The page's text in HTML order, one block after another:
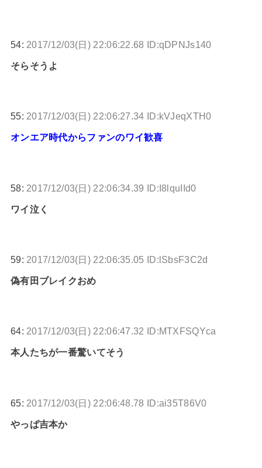
54: 2017/12/03(日) 22:06:22.68 ID:qDPNJs140
そらそうよ
55: 2017/12/03(日) 22:06:27.34 ID:kVJeqXTH0
オンエア時代からファンのワイ歓喜
58: 2017/12/03(日) 22:06:34.39 ID:I8lquIId0
ワイ泣く
59: 2017/12/03(日) 22:06:35.05 ID:lSbsF3C2d
偽有田ブレイクおめ
64: 2017/12/03(日) 22:06:47.32 ID:MTXFSQYca
本人たちが一番驚いてそう
65: 2017/12/03(日) 22:06:48.78 ID:ai35T86V0
やっぱ吉本か